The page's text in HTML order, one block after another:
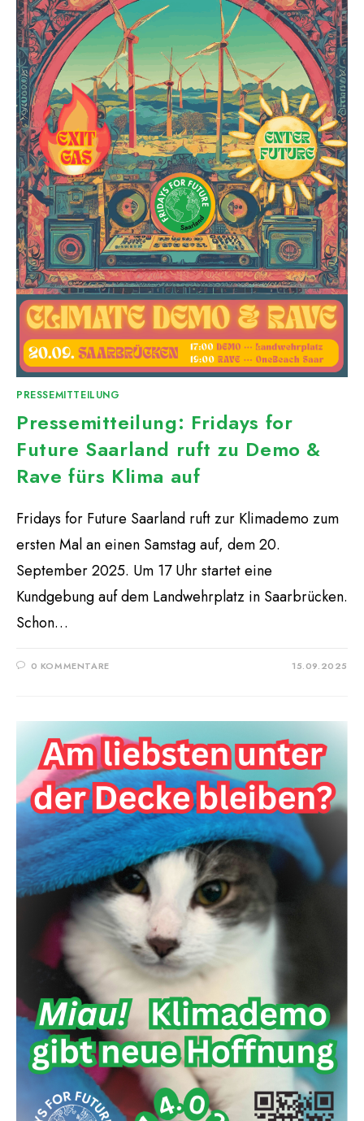
PRESSEMITTEILUNG
Pressemitteilung: Fridays for
Future Saarland ruft zu Demo &
Rave fürs Klima auf
Fridays for Future Saarland ruft zur Klimademo zum
ersten Mal an einen Samstag auf, dem 20.
September 2025. Um 17 Uhr startet eine
Kundgebung auf dem Landwehrplatz in Saarbrücken.
Schon…
0 KOMMENTARE 15.09.2025